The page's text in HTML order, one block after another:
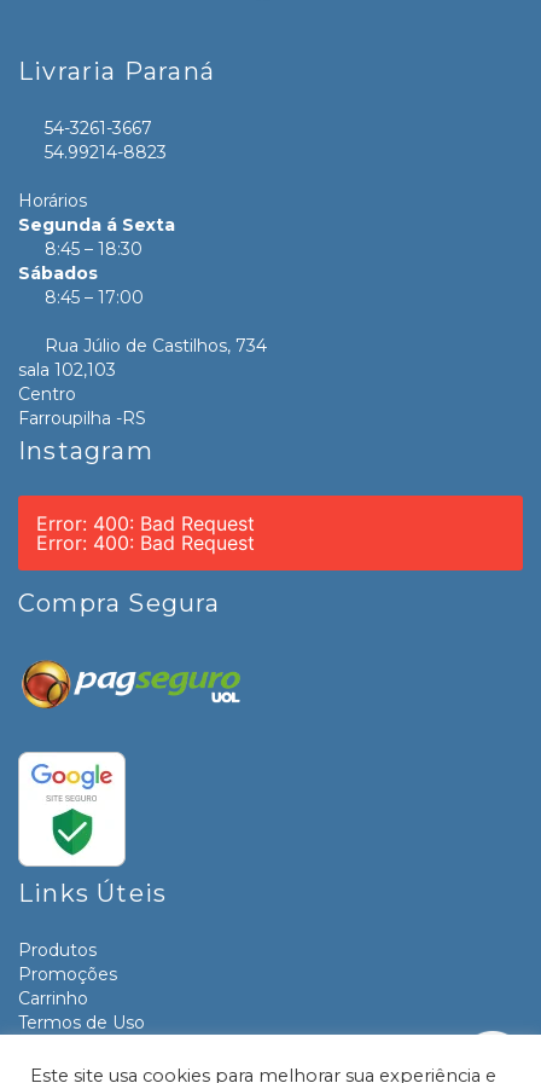
Livraria Paraná
54-3261-3667
54.99214-8823
Horários
Segunda á Sexta
8:45 – 18:30
Sábados
8:45 – 17:00
Rua Júlio de Castilhos, 734
sala 102,103
Centro
Farroupilha -RS
Instagram
Error: 400: Bad Request
Error: 400: Bad Request
Compra Segura
Links Úteis
Produtos
Promoções
Carrinho
Termos de Uso
Contato
Este site usa cookies para melhorar sua experiência e